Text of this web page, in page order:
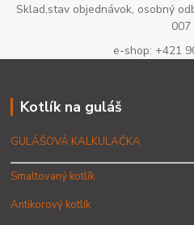
Sklad,stav objednávok, osobný
007
e-shop: +421
Kotlík na guláš
GULÁŠOVÁ KALKULAČKA
Smaltovaný kotlík
Antikorový kotlík